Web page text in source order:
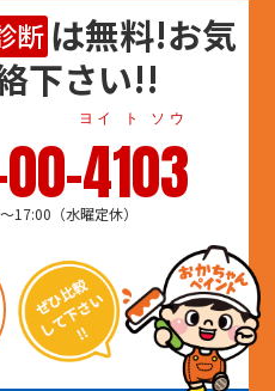
断 は無料!お気
下さい!!
4103
ヨイ ト ソウ
17:00（水曜定休）